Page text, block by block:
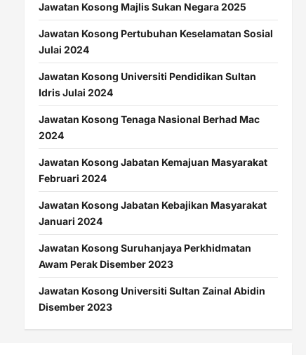
Jawatan Kosong Majlis Sukan Negara 2025
Jawatan Kosong Pertubuhan Keselamatan Sosial
Julai 2024
Jawatan Kosong Universiti Pendidikan Sultan
Idris Julai 2024
Jawatan Kosong Tenaga Nasional Berhad Mac
2024
Jawatan Kosong Jabatan Kemajuan Masyarakat
Februari 2024
Jawatan Kosong Jabatan Kebajikan Masyarakat
Januari 2024
Jawatan Kosong Suruhanjaya Perkhidmatan
Awam Perak Disember 2023
Jawatan Kosong Universiti Sultan Zainal Abidin
Disember 2023